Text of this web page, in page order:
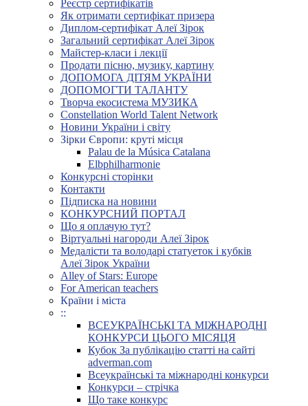
Реєстр сертифікатів
Як отримати сертифікат призера
Диплом-сертифікат Алеї Зірок
Загальний сертифікат Алеї Зірок
Майстер-класи і лекції
Продати пісню, музику, картину
ДОПОМОГА ДІТЯМ УКРАЇНИ
ДОПОМОГТИ ТАЛАНТУ
Творча екосистема МУЗИКА
Constellation World Talent Network
Новини України і світу
Зірки Європи: круті місця
Palau de la Música Catalana
Elbphilharmonie
Конкурсні сторінки
Контакти
Підписка на новини
КОНКУРСНИЙ ПОРТАЛ
Що я оплачую тут?
Віртуальні нагороди Алеї Зірок
Медалісти та володарі статуеток і кубків
Алеї Зірок України
Alley of Stars: Europe
For American teachers
Країни і міста
::
ВСЕУКРАЇНСЬКІ ТА МІЖНАРОДНІ
КОНКУРСИ ЦЬОГО МІСЯЦЯ
Кубок За публікацію статті на сайті
adverman.com
Всеукраїнські та міжнародні конкурси
Конкурси – стрічка
Що таке конкурс